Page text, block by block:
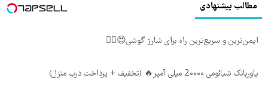
مطالب پیشنهادی
ایمن‌ترین و سریع‌ترین راه برای شارژ گوشی😍👌🏻
پاوربانک شیائومی 2۰۰۰۰ میلی آمپر🔥 (تخفیف + پرداخت درب منزل)